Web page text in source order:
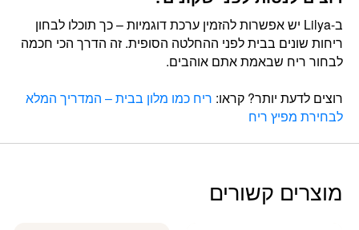
ב-Lilya יש אפשרות להזמין ערכת דוגמיות – כך תוכלו לבחון
ריחות שונים בבית לפני ההחלטה הסופית. זה הדרך הכי חכמה
לבחור ריח שבאמת אתם אוהבים.
רוצים לדעת יותר? קראו: ריח כמו מלון בבית – המדריך המלא
לבחירת מפיץ ריח
מוצרים קשורים